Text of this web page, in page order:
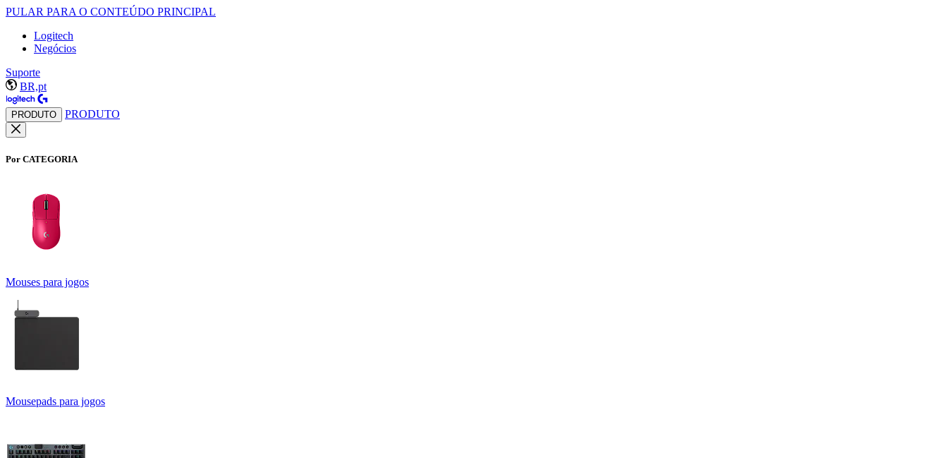
PULAR PARA O CONTEÚDO PRINCIPAL
Logitech
Negócios
Suporte
BR,pt
PRODUTO PRODUTO
Por CATEGORIA
Mouses para jogos
Mousepads para jogos